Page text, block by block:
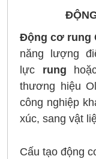
Động cơ rung
năng lượng
lực rung
thương hiệu
công nghiệp
xúc, sang vật
Cấu tạo động